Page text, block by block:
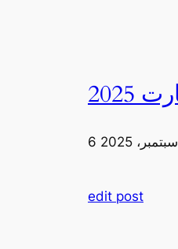
6 سبتمبر، 2025
edit post